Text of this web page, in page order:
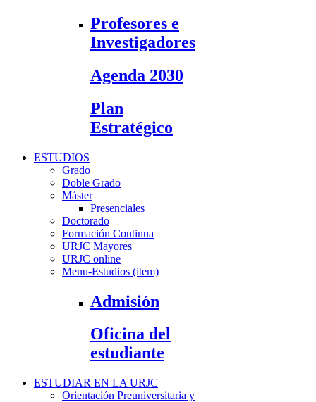
Profesores e
Investigadores
Agenda 2030
Plan
Estratégico
ESTUDIOS
Grado
Doble Grado
Máster
Presenciales
Doctorado
Formación Continua
URJC Mayores
URJC online
Menu-Estudios (item)
Admisión
Oficina del
estudiante
ESTUDIAR EN LA URJC
Orientación Preuniversitaria y